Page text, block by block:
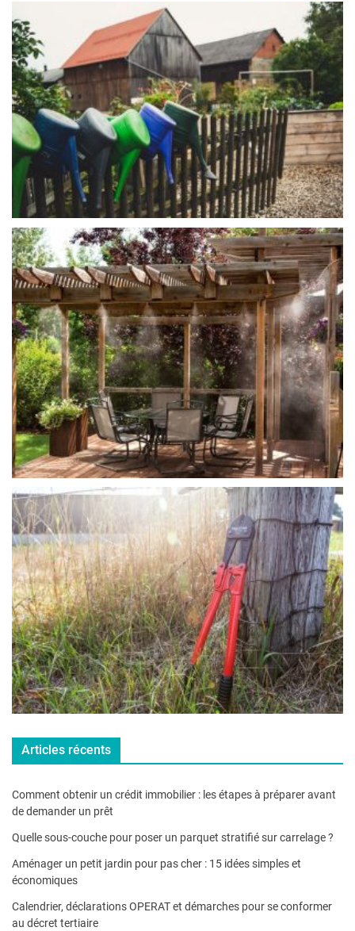
Articles récents
Comment obtenir un crédit immobilier : les étapes à préparer avant
de demander un prêt
Quelle sous-couche pour poser un parquet stratifié sur carrelage ?
Aménager un petit jardin pour pas cher : 15 idées simples et
économiques
Calendrier, déclarations OPERAT et démarches pour se conformer
au décret tertiaire